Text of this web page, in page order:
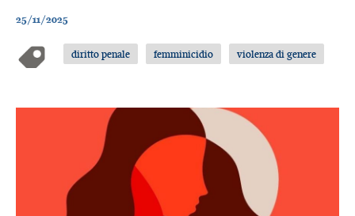
25/11/2025
diritto penale femminicidio violenza di genere